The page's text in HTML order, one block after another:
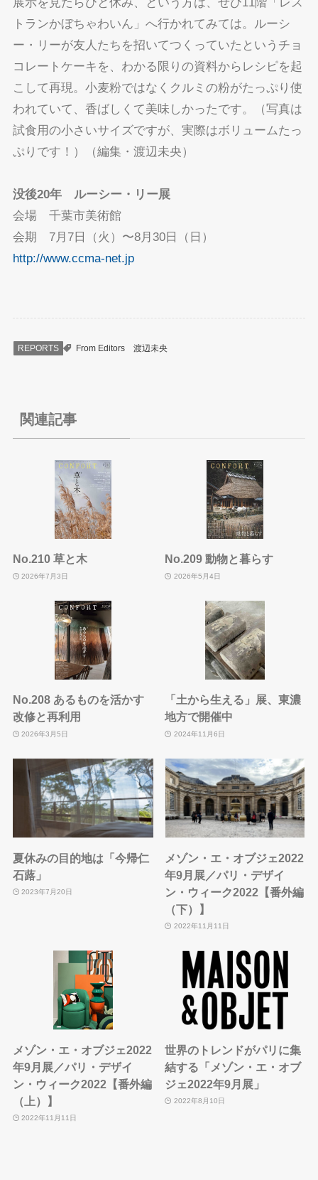
トランかぼちゃわいん」へ行かれてみては。ルーシ
ー・リーが友人たちを招いてつくっていたというチョ
コレートケーキを、わかる限りの資料からレシピを起
こして再現。小麦粉ではなくクルミの粉がたっぷり使
われていて、香ばしくて美味しかったです。（写真は
試食用の小さいサイズですが、実際はボリュームたっ
ぷりです！）（編集・渡辺未央）
没後20年 ルーシー・リー展
会場 千葉市美術館
会期 7月7日（火）〜8月30日（日）
http://www.ccma-net.jp
REPORTS From Editors 渡辺未央
関連記事
No.210 草と木
2026年7月3日
No.209 動物と暮らす
2026年5月4日
No.208 あるものを活かす
改修と再利用
2026年3月5日
「土から生える」展、東濃
地方で開催中
2024年11月6日
夏休みの目的地は「今帰仁
石蕗」
2023年7月20日
メゾン・エ・オブジェ2022
年9月展／パリ・デザイ
ン・ウィーク2022【番外編
（下）】
2022年11月11日
メゾン・エ・オブジェ2022
年9月展／パリ・デザイ
ン・ウィーク2022【番外編
（上）】
2022年11月11日
世界のトレンドがパリに集
結する「メゾン・エ・オブ
ジェ2022年9月展」
2022年8月10日